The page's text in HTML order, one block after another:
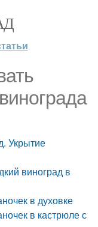
Укрытие
виноград в
в духовке
в кастрюле с